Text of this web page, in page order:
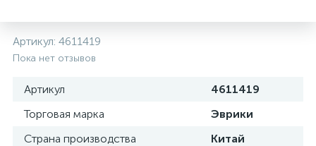
Артикул: 4611419
Пока нет отзывов
Артикул
4611419
Торговая марка
Эврики
Страна производства
Китай